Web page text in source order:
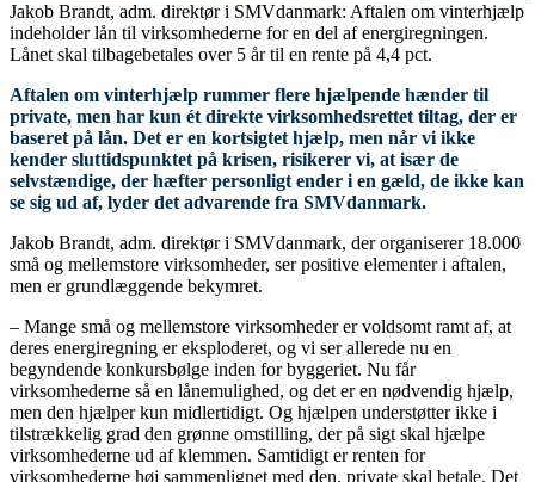
Jakob Brandt, adm. direktør i SMVdanmark: Aftalen om vinterhjælp
indeholder lån til virksomhederne for en del af energiregningen.
Lånet skal tilbagebetales over 5 år til en rente på 4,4 pct.
Aftalen om vinterhjælp rummer flere hjælpende hænder til
private, men har kun ét direkte virksomhedsrettet tiltag, der er
baseret på lån. Det er en kortsigtet hjælp, men når vi ikke
kender sluttidspunktet på krisen, risikerer vi, at især de
selvstændige, der hæfter personligt ender i en gæld, de ikke kan
se sig ud af, lyder det advarende fra SMVdanmark.
Jakob Brandt, adm. direktør i SMVdanmark, der organiserer 18.000
små og mellemstore virksomheder, ser positive elementer i aftalen,
men er grundlæggende bekymret.
– Mange små og mellemstore virksomheder er voldsomt ramt af, at
deres energiregning er eksploderet, og vi ser allerede nu en
begyndende konkursbølge inden for byggeriet. Nu får
virksomhederne så en lånemulighed, og det er en nødvendig hjælp,
men den hjælper kun midlertidigt. Og hjælpen understøtter ikke i
tilstrækkelig grad den grønne omstilling, der på sigt skal hjælpe
virksomhederne ud af klemmen. Samtidigt er renten for
virksomhederne høj sammenlignet med den, private skal betale. Det